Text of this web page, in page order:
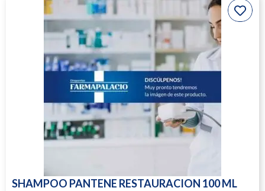
SHAMPOO PANTENE RESTAURACION 100 ML